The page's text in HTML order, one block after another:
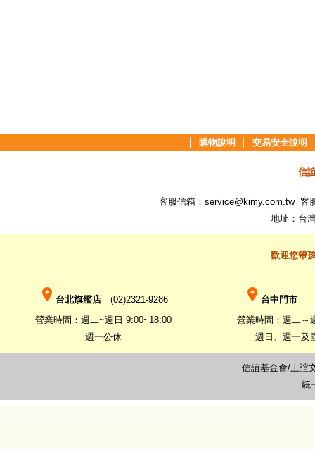
購物說明 交易安全說明
信
客服信箱：service@kimy.com.tw 客
地址：台
歡迎您帶
place 台北旗艦店 (02)2321-9286
營業時間：週二~週日 9:00~18:00
週一公休
place 台中門市
營業時間：週二～
週日、週一及
信誼基金會/上誼
統